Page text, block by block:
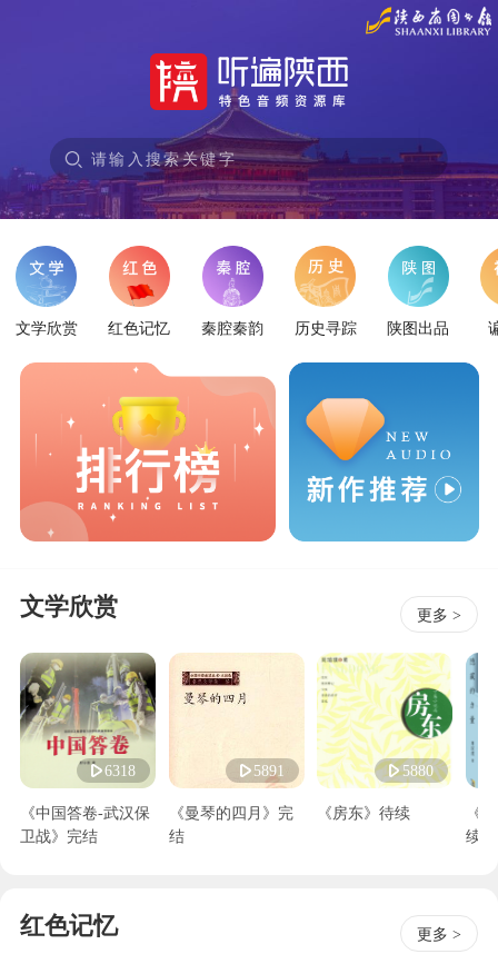
请输入搜索关键字
文学欣赏 红色记忆 秦腔秦韵 历史寻踪 陕图出品
文学欣赏 更多 >
6318
《中国答卷-武汉保
卫战》完结
5891
《曼琴的四月》完
结
5880
《房东》待续
《
续
红色记忆 更多 >